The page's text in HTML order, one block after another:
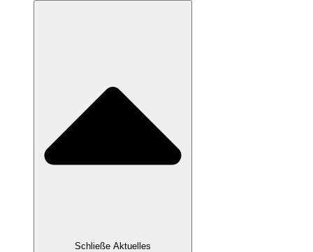
Schließe Aktuelles